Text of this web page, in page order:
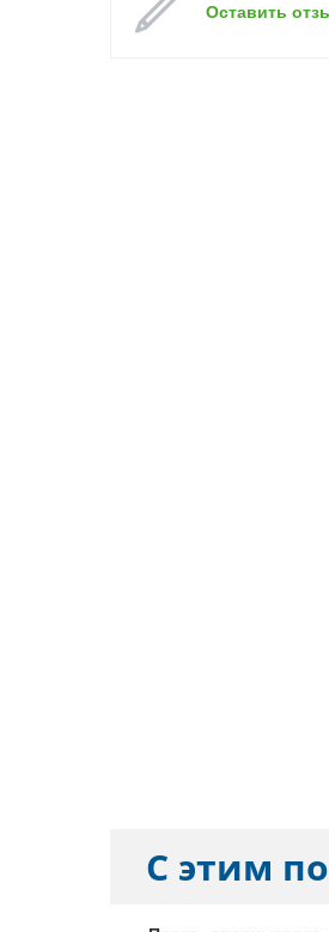
Оставить
С этим